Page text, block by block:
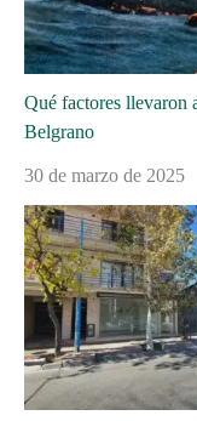
Qué factores llevaron
Belgrano
30 de marzo de 2025